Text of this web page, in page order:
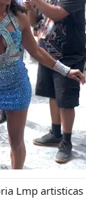
Lmp artisticas